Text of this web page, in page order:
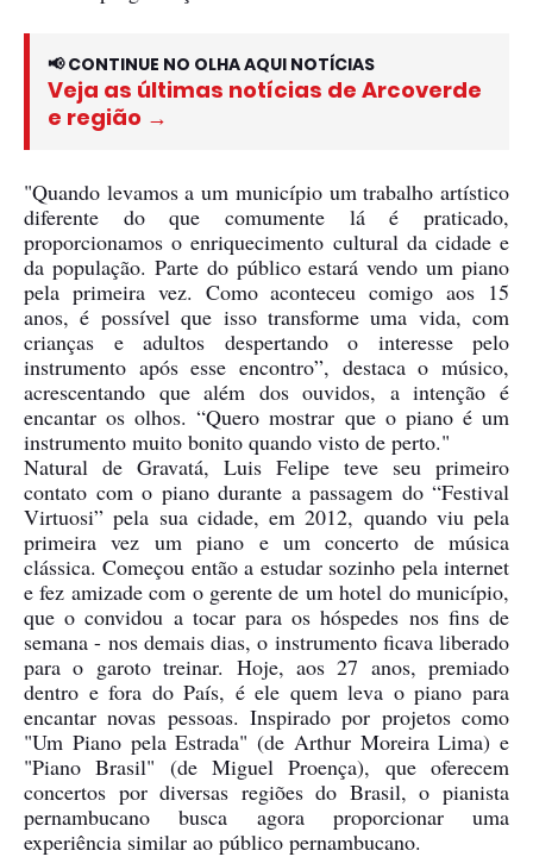
📢 CONTINUE NO OLHA AQUI NOTÍCIAS
Veja as últimas notícias de Arcoverde
e região →
"Quando levamos a um município um trabalho artístico
diferente do que comumente lá é praticado,
proporcionamos o enriquecimento cultural da cidade e
da população. Parte do público estará vendo um piano
pela primeira vez. Como aconteceu comigo aos 15
anos, é possível que isso transforme uma vida, com
crianças e adultos despertando o interesse pelo
instrumento após esse encontro”, destaca o músico,
acrescentando que além dos ouvidos, a intenção é
encantar os olhos. “Quero mostrar que o piano é um
instrumento muito bonito quando visto de perto."
Natural de Gravatá, Luis Felipe teve seu primeiro
contato com o piano durante a passagem do “Festival
Virtuosi” pela sua cidade, em 2012, quando viu pela
primeira vez um piano e um concerto de música
clássica. Começou então a estudar sozinho pela internet
e fez amizade com o gerente de um hotel do município,
que o convidou a tocar para os hóspedes nos fins de
semana - nos demais dias, o instrumento ficava liberado
para o garoto treinar. Hoje, aos 27 anos, premiado
dentro e fora do País, é ele quem leva o piano para
encantar novas pessoas. Inspirado por projetos como
"Um Piano pela Estrada" (de Arthur Moreira Lima) e
"Piano Brasil" (de Miguel Proença), que oferecem
concertos por diversas regiões do Brasil, o pianista
pernambucano busca agora proporcionar uma
experiência similar ao público pernambucano.